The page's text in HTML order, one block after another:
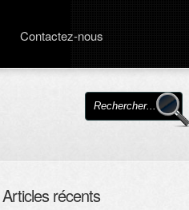
Contactez-nous
Articles récents